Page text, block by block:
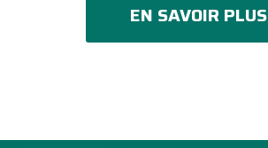
EN SAVOIR PLUS